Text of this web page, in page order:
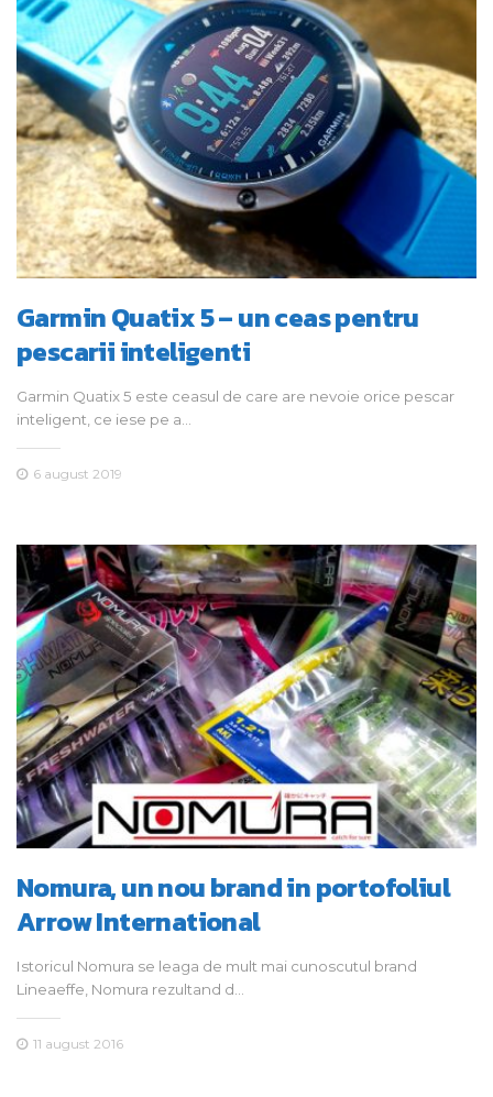
Garmin Quatix 5 – un ceas pentru
pescarii inteligenti
Garmin Quatix 5 este ceasul de care are nevoie orice pescar
inteligent, ce iese pe a…
6 august 2019
Nomura, un nou brand in portofoliul
Arrow International
Istoricul Nomura se leaga de mult mai cunoscutul brand
Lineaeffe, Nomura rezultand d…
11 august 2016